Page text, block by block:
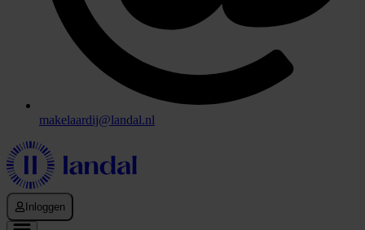
makelaardij@landal.nl
Inloggen